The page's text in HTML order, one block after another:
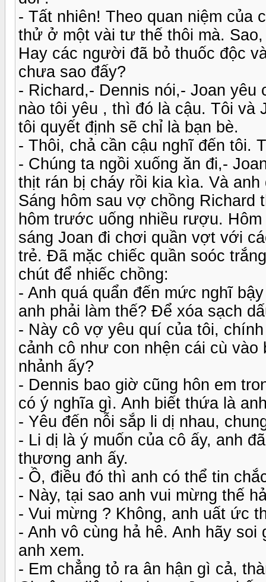
- Tất nhiên! Theo quan niệm
thử ở một vài tư thế thôi mà.
Hay các người đã bỏ thuốc độc
chưa sao đấy?
- Richard,- Dennis nói,- Joan
nào tôi yêu , thì đó là cậu. Tôi và
tôi quyết định sẽ chỉ là bạn bè.
- Thôi, chả cần cậu nghĩ đến tôi.
- Chúng ta ngồi xuống ăn đi,-
thịt rán bị cháy rồi kia kìa. Và
Sáng hôm sau vợ chồng
hôm trước uống nhiều rượu.
sáng Joan đi chơi quần vợt với
trẻ. Đã mặc chiếc quần soóc
chút để nhiếc chồng:
- Anh quá quẩn đến mức nghĩ
anh phải làm thế? Để xóa sạch
- Này cô vợ yêu quí của tôi,
cảnh cô như con nhện cái cù
nhảnh ấy?
- Dennis bao giờ cũng hôn em
có ý nghĩa gì. Anh biết thứa là
- Yêu đến nỗi sắp li dị nhau,
- Li dị là ý muốn của cô ấy, anh
thương anh ấy.
- Ồ, điều đó thì anh có thể tin
- Này, tại sao anh vui mừng thế
- Vui mừng ? Không, anh uất ức
- Anh vô cùng hả hê. Anh hãy
anh xem.
- Em chẳng tỏ ra ân hận gì cả,